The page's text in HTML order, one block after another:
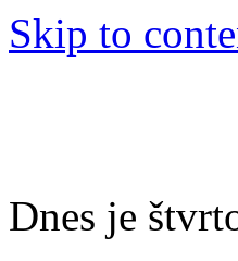
Skip to
Dnes je